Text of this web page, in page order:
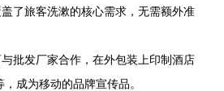
盖了旅客洗漱的核心需求，无需额外准
与批发厂家合作，在外包装上印制酒店
成为移动的品牌宣传品。